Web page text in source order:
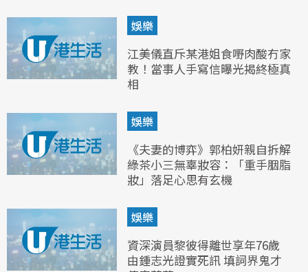
娛樂
江美儀直斥某港姐食嘢肉酸冇家
教！當事人手寫信曝光揭終極真
相
娛樂
《夫妻的博弈》郭柏妍親自拆解
綠茶小三無辜妝容：「重手胭脂
妝」落足心思有玄機
娛樂
資深演員黎彼得離世享年76歲
由鍾志光證實死訊 填詞界鬼才